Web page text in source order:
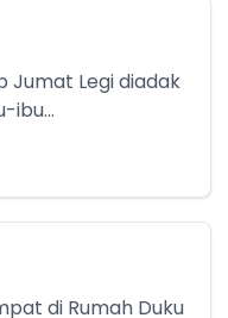
Jumat Legi diadak
ibu...
di Rumah Duku